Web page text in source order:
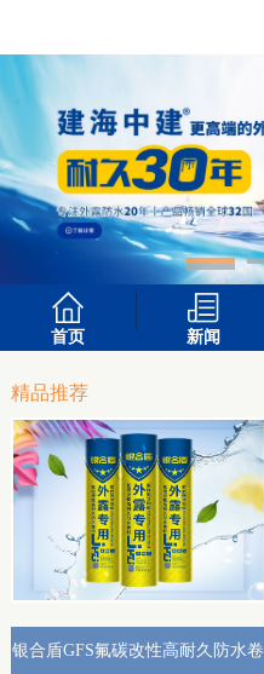
首页 新闻
精品推荐
银合盾GFS氟碳改性高耐久防水卷